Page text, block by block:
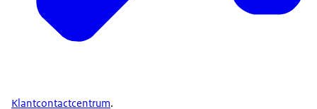
Klantcontactcentrum.